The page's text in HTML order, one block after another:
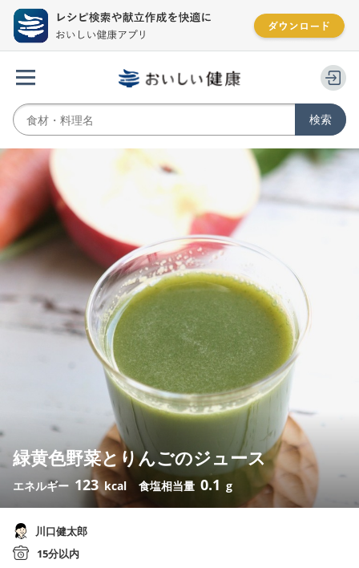
緑黄色野菜とりんごのジュース
エネルギー 123 kcal 食塩相当量 0.1 g
川口健太郎
15分以内